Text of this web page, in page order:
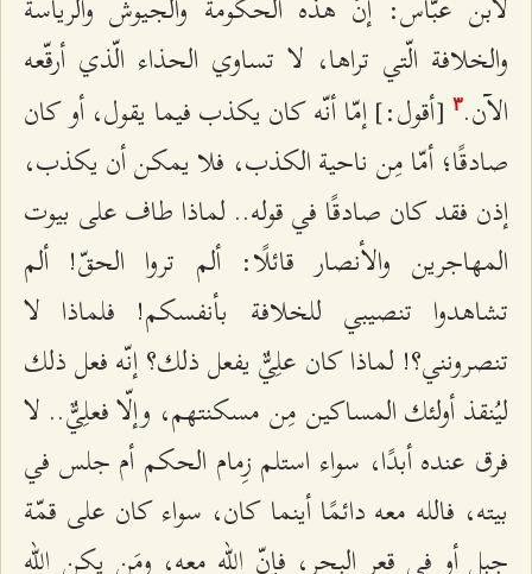
والخلافة الّتي تراها، لا تساوي الحذاء الّذي أرقّعه
الآن.٣ [أقول:] إمّا أنّه كان يكذب فيما يقول، أو كان
صادقًا؛ أمّا مِن ناحية الكذب، فلا يمكن أن يكذب،
إذن فقد كان صادقًا في قوله.. لماذا طاف على بيوت
المهاجرين والأنصار قائلًا: ألم تروا الحقّ! ألم
تشاهدوا تنصيبي للخلافة بأنفسكم! فلماذا لا
تنصرونني؟! لماذا كان علِيٌّ يفعل ذلك؟ إنّه فعل ذلك
ليُنقذ أولئك المساكين مِن مسكنتهم، وإلّا فعلِيٌّ.. لا
فرق عنده أبدًا، سواء استلم زِمام الحكم أم جلس في
بيته، فالله معه دائمًا أينما كان، سواء كان على قمّة
جبل أو في قعر البحر، فإنّ الله معه، ومَن يكن الله